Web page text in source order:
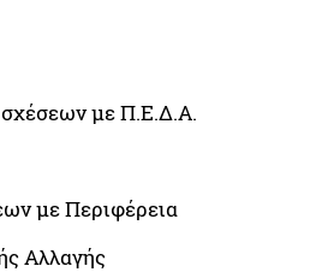
με Π.Ε.Δ.Α.
με Περιφέρεια
Αλλαγής